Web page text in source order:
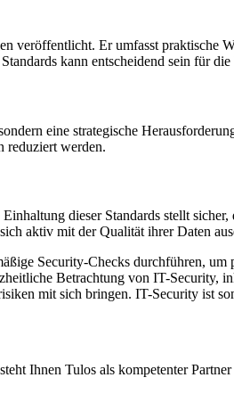
Er umfasst praktische
kann entscheidend sein für
eine strategische
reduziert werden.
dieser Standards stellt
aktiv mit der Qualität ihrer Daten
Security-Checks durchführen,
Betrachtung von IT-
mit sich bringen. IT-Security ist
Ihnen Tulos als kompetenter